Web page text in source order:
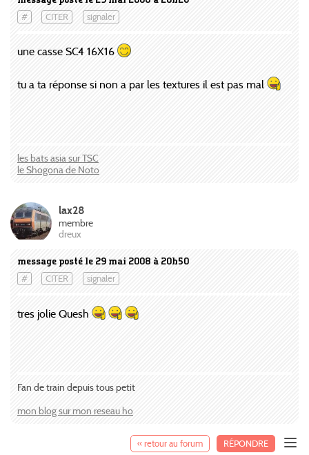
# CITER signaler
une casse SC4 16X16
tu a ta réponse si non a par les textures il est pas mal
les bats asia sur TSC
le Shogona de Noto
message posté le 29 mai 2008 à 20h50
# CITER signaler
lax28
membre
dreux
tres jolie Quesh
Fan de train depuis tous petit
mon blog sur mon reseau ho
« retour au forum RÉPONDRE